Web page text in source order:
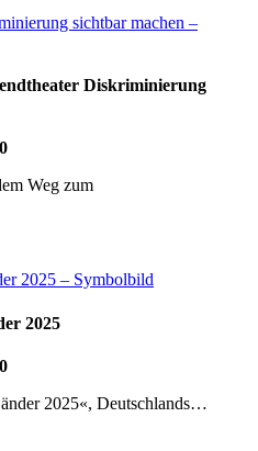
Diskriminierung
Weg zum
2025
2025«, Deutschlands…